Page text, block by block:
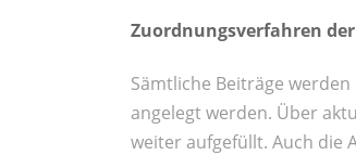
Zuordnungsverfahren
Sämtliche Beiträge
angelegt werden. Über
weiter aufgefüllt. Auch die